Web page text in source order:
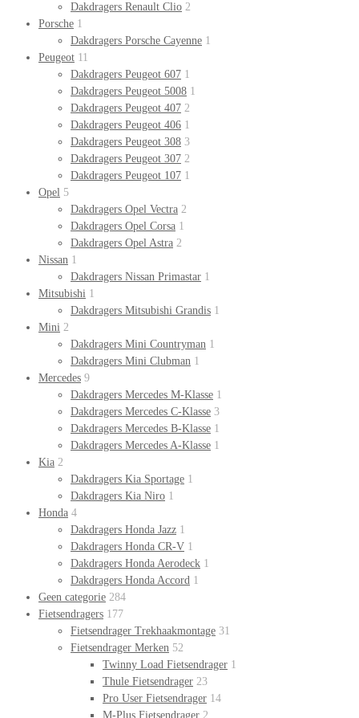
Dakdragers Renault Clio 2
Porsche 1
Dakdragers Porsche Cayenne 1
Peugeot 11
Dakdragers Peugeot 607 1
Dakdragers Peugeot 5008 1
Dakdragers Peugeot 407 2
Dakdragers Peugeot 406 1
Dakdragers Peugeot 308 3
Dakdragers Peugeot 307 2
Dakdragers Peugeot 107 1
Opel 5
Dakdragers Opel Vectra 2
Dakdragers Opel Corsa 1
Dakdragers Opel Astra 2
Nissan 1
Dakdragers Nissan Primastar 1
Mitsubishi 1
Dakdragers Mitsubishi Grandis 1
Mini 2
Dakdragers Mini Countryman 1
Dakdragers Mini Clubman 1
Mercedes 9
Dakdragers Mercedes M-Klasse 1
Dakdragers Mercedes C-Klasse 3
Dakdragers Mercedes B-Klasse 1
Dakdragers Mercedes A-Klasse 1
Kia 2
Dakdragers Kia Sportage 1
Dakdragers Kia Niro 1
Honda 4
Dakdragers Honda Jazz 1
Dakdragers Honda CR-V 1
Dakdragers Honda Aerodeck 1
Dakdragers Honda Accord 1
Geen categorie 284
Fietsendragers 177
Fietsendrager Trekhaakmontage 31
Fietsendrager Merken 52
Twinny Load Fietsendrager 1
Thule Fietsendrager 23
Pro User Fietsendrager 14
M-Plus Fietsendrager 2